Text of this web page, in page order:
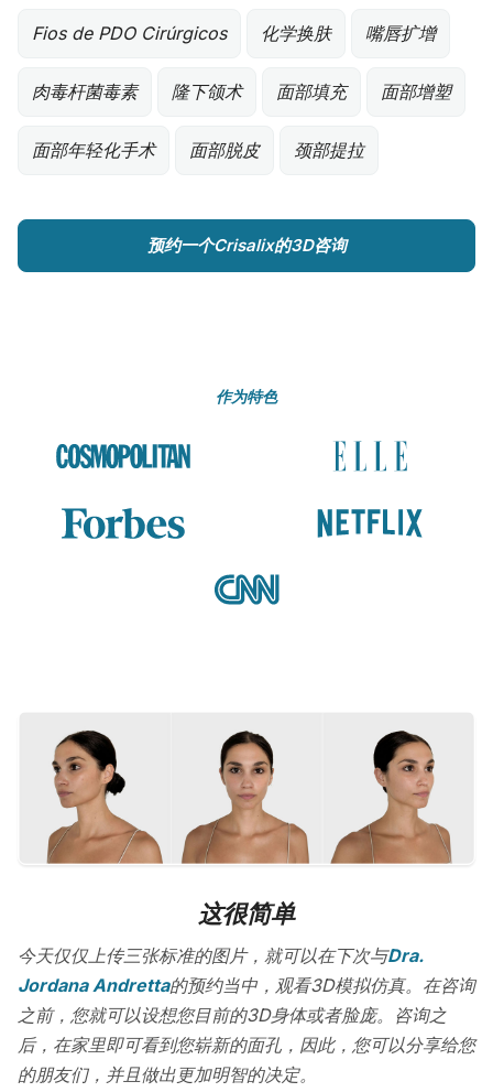
Fios de PDO Cirúrgicos 化学换肤 嘴唇扩增
肉毒杆菌毒素 隆下颌术 面部填充 面部增塑
面部年轻化手术 面部脱皮 颈部提拉
预约一个Crisalix的3D咨询
作为特色
这很简单
今天仅仅上传三张标准的图片，就可以在下次与Dra.
Jordana Andretta的预约当中，观看3D模拟仿真。在咨询
之前，您就可以设想您目前的3D身体或者脸庞。咨询之
后，在家里即可看到您崭新的面孔，因此，您可以分享给您
的朋友们，并且做出更加明智的决定。